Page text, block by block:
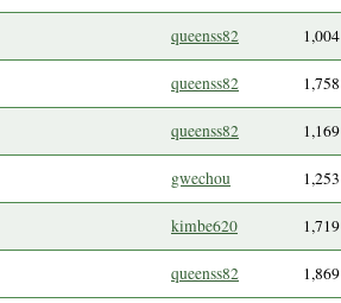
queenss82 1,004
queenss82 1,758
queenss82 1,169
gwechou 1,253
kimbe620 1,719
queenss82 1,869